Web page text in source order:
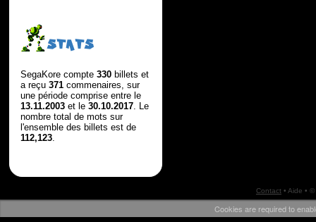
STATS
SegaKore compte 330billets et
a reçu 371commenaires, sur
une période comprise entre le
13.11.2003et le 30.10.2017. Le
nombre total de mots sur
l'ensemble des billets est de
112,123.
Contact• Aide •
Cookies are required to